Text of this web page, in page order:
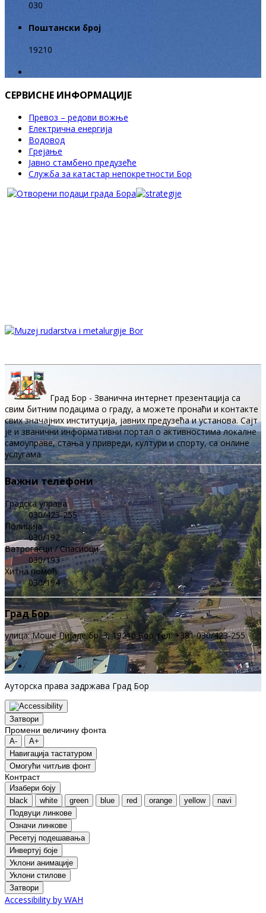
030
Поштански број
19210
СЕРВИСНЕ ИНФОРМАЦИЈЕ
Превоз – редови вожње
Електрична енергија
Водовод
Грејање
Јавно стамбено предузеће
Служба за катастар непокретности Бор
Град Бор - Званична интернет презентација са
свим битним подацима о граду, а можете пронаћи и контакте
свих значајних институција, јавних предузећа и установа. Сајт
је и званични информативни портал о активностима локалне
самоуправе, стања у привреди, култури и спорту, са онлине
услугама.
Важни телефони
Градска управа
030/423-255
Полиција
030/192
Ватрогасци / Спасиоци
030/193
Хитна помоћ
030/194
Град Бор
улица: Моше Пијаде бр. 3, 19210 Бор тел: +381 030/423-255
Ауторска права задржава Град Бор
Затвори
Промени величину фонта
A-
A+
Навигација тастатуром
Oмогући читљив фонт
Контраст
Изабери боју
black
white green blue red orange yellow
navi
Подвуци линкове
Означи линкове
Ресетуј подешавања
Инвертуј боје
Уклони анимације
Уклони стилове
Затвори
Accessibility by WAH